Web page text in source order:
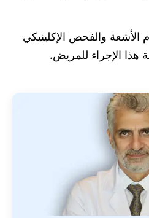
والفحص الإكلينيكي
هذا الإجراء للمريض.